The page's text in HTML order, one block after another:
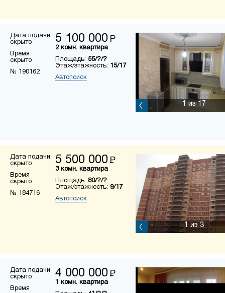
Дата подачи
скрыто
Время
скрыто
№ 190162
5 100 000 Р
2 комн. квартира
Площадь: 55/?/?
Этаж/этажность: 15/17
Автопоиск
1 из 17
Дата подачи
скрыто
Время
скрыто
№ 184716
5 500 000 Р
3 комн. квартира
Площадь: 80/?/?
Этаж/этажность: 9/17
Автопоиск
1из 3
Дата подачи
скрыто
Время
4 000 000 Р
1 комн. квартира